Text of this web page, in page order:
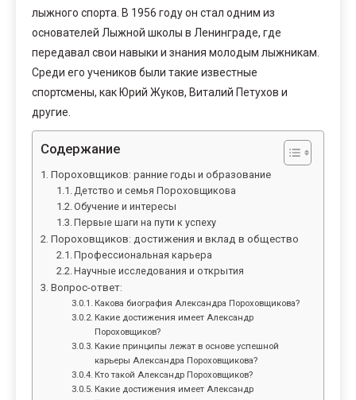
лыжного спорта. В 1956 году он стал одним из
основателей Лыжной школы в Ленинграде, где
передавал свои навыки и знания молодым лыжникам.
Среди его учеников были такие известные
спортсмены, как Юрий Жуков, Виталий Петухов и
другие.
Содержание
Пороховщиков: ранние годы и образование
Детство и семья Пороховщикова
Обучение и интересы
Первые шаги на пути к успеху
Пороховщиков: достижения и вклад в общество
Профессиональная карьера
Научные исследования и открытия
Вопрос-ответ:
Какова биография Александра Пороховщикова?
Какие достижения имеет Александр
Пороховщиков?
Какие принципы лежат в основе успешной
карьеры Александра Пороховщикова?
Кто такой Александр Пороховщиков?
Какие достижения имеет Александр